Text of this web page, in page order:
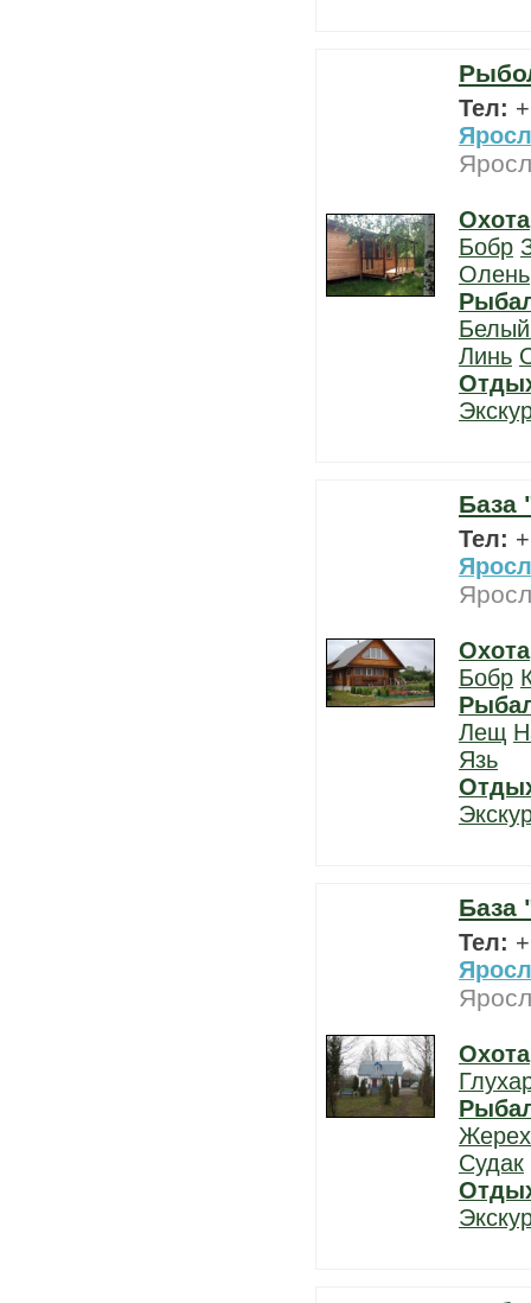
Тел:
Охота
Бобр
Олень
Линь
База
Тел:
Охота
Бобр
Лещ
Язь
База
Тел:
Охота
Жерех
Судак